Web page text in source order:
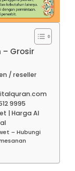
– Grosir
/ reseller
9995
| Harga Al
– Hubungi